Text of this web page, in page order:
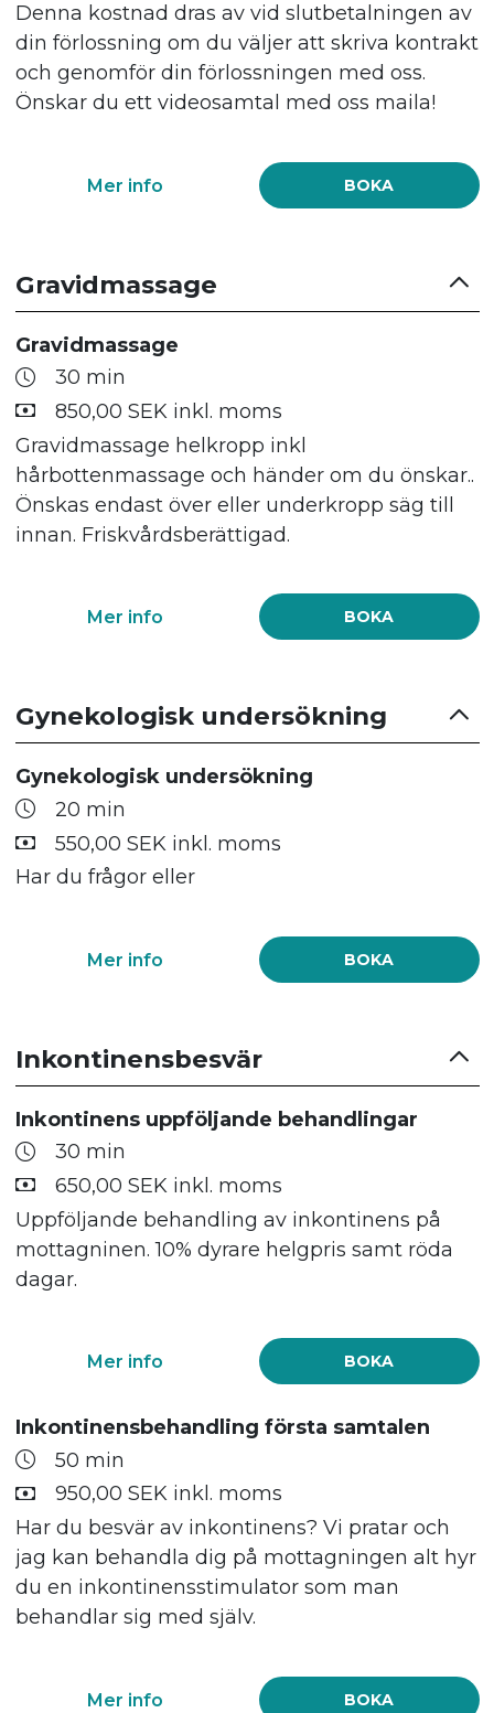
Denna kostnad dras av vid slutbetalningen av
din förlossning om du väljer att skriva kontrakt
och genomför din förlossningen med oss.
Önskar du ett videosamtal med oss maila!
BOKA
Mer info
Gravidmassage
Gravidmassage
30 min
850,00 SEK inkl. moms
Gravidmassage helkropp inkl
hårbottenmassage och händer om du önskar..
Önskas endast över eller underkropp säg till
innan. Friskvårdsberättigad.
BOKA
Mer info
Gynekologisk undersökning
Gynekologisk undersökning
20 min
550,00 SEK inkl. moms
Har du frågor eller
BOKA
Mer info
Inkontinensbesvär
Inkontinens uppföljande behandlingar
30 min
650,00 SEK inkl. moms
Uppföljande behandling av inkontinens på
mottagninen. 10% dyrare helgpris samt röda
dagar.
BOKA
Mer info
Inkontinensbehandling första samtalen
50 min
950,00 SEK inkl. moms
Har du besvär av inkontinens? Vi pratar och
jag kan behandla dig på mottagningen alt hyr
du en inkontinensstimulator som man
behandlar sig med själv.
BOKA
Mer info